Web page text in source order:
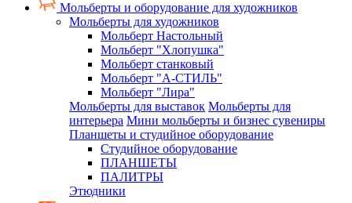
Мольберты и оборудование для художников
Мольберты для художников
Мольберт Настольный
Мольберт "Хлопушка"
Мольберт станковый
Мольберт "А-СТИЛЬ"
Мольберт "Лира"
Мольберты для выставок Мольберты для
интерьера Мини мольберты и бизнес сувениры
Планшеты и студийное оборудование
Студийное оборудование
ПЛАНШЕТЫ
ПАЛИТРЫ
Этюдники